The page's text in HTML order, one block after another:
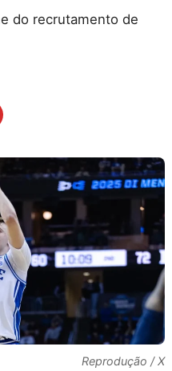
do recrutamento de
Reprodução / X